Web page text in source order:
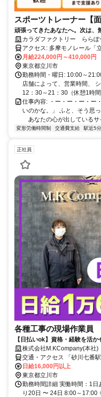
スポーツトレーナー【面
頑張ってきたあなたへ。次は、
【平均年齢28歳／髪色自由】
カラダファクトリー ららぽ
アクセス: 多摩モノレー
月給224,000円～410,000円
東京都立川市
勤務時間・曜日: 10:00～
店舗によって、営業時間、
12：30～21：30（休憩1時
仕事内容: ・ー・ー・ー・ー
いのかな。」 ふと、そう思
あなたの心が出しているサ
変形労働時間制 交通費支給 駅近5
正社員
各種工事の現場作業員
【日払いok】資格・経験を活
株式会社M.KCompany(本社)
交通・アクセス 「砂川七番
日給16,000円以上
東京都立川市
勤務時間詳細 実働時間：1
り20日 〜 24日 8:00～17:00